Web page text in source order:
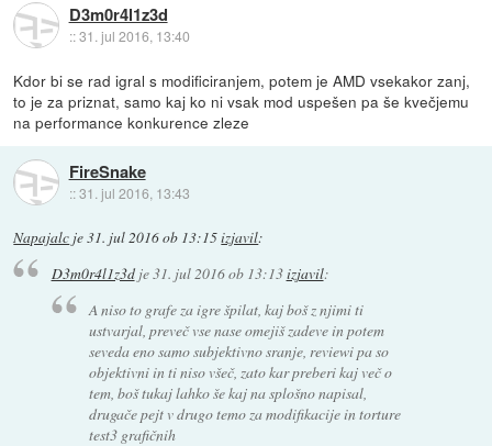
D3m0r4l1z3d
::31. jul 2016, 13:40
Kdor bi se rad igral s modificiranjem, potem je AMD vsekakor zanj,
to je za priznat, samo kaj ko ni vsak mod uspešen pa še kvečjemu
na performance konkurence zleze
FireSnake
::31. jul 2016, 13:43
Napajalc je31. jul 2016 ob 13:15izjavil:
D3m0r4l1z3dje31. jul 2016 ob 13:13izjavil:
A niso to grafe za igre špilat, kaj boš z njimi ti
ustvarjal, preveč vse nase omejiš zadeve in potem
seveda eno samo subjektivno sranje, reviewi pa so
objektivni in ti niso všeč, zato kar preberi kaj več o
tem, boš tukaj lahko še kaj na splošno napisal,
drugače pejt v drugo temo za modifikacije in torture
test3 grafičnih